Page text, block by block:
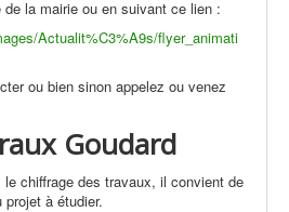
la mairie ou en suivant ce lien :
Actualit%C3%A9s/flyer_animati
ou bien sinon appelez ou venez
Goudard
chiffrage des travaux, il convient de
à étudier.